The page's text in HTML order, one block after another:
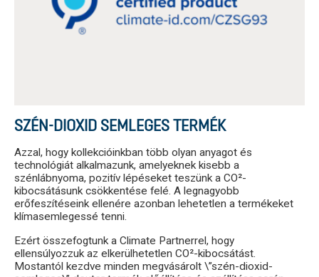
SZÉN-DIOXID SEMLEGES TERMÉK
Azzal, hogy kollekcióinkban több olyan anyagot és
technológiát alkalmazunk, amelyeknek kisebb a
szénlábnyoma, pozitív lépéseket teszünk a CO²-
kibocsátásunk csökkentése felé. A legnagyobb
erőfeszítéseink ellenére azonban lehetetlen a termékeket
klímasemlegessé tenni.
Ezért összefogtunk a Climate Partnerrel, hogy
ellensúlyozzuk az elkerülhetetlen CO²-kibocsátást.
Mostantól kezdve minden megvásárolt \”szén-dioxid-